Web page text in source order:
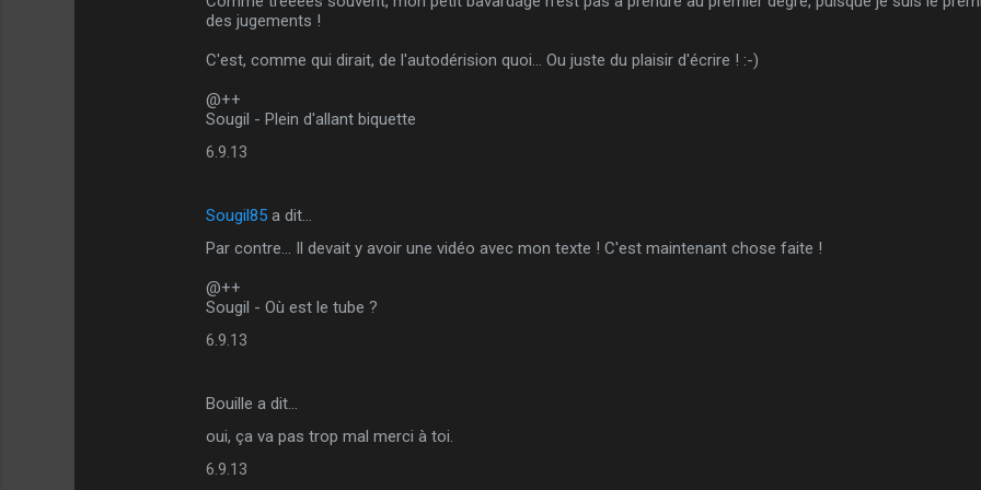
des jugements !
C'est, comme qui dirait, de l'autodérision quoi... Ou juste du plaisir d'écrire ! :-)
@++
Sougil - Plein d'allant biquette
6.9.13
Sougil85 a dit…
Par contre... Il devait y avoir une vidéo avec mon texte ! C'est maintenant chose faite !
@++
Sougil - Où est le tube ?
6.9.13
Bouille a dit…
oui, ça va pas trop mal merci à toi.
6.9.13